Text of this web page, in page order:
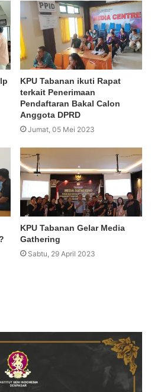
KPU Tabanan ikuti Rapat
terkait Penerimaan
Pendaftaran Bakal Calon
Anggota DPRD
Jumat, 05 Mei 2023
KPU Tabanan Gelar Media
Gathering
Sabtu, 29 April 2023